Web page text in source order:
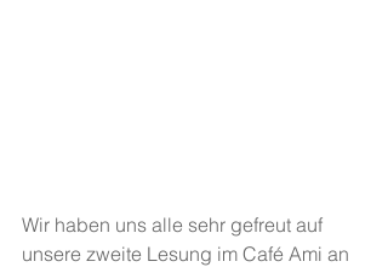
Wir haben uns alle sehr gefreut auf
unsere zweite Lesung im Café Ami an